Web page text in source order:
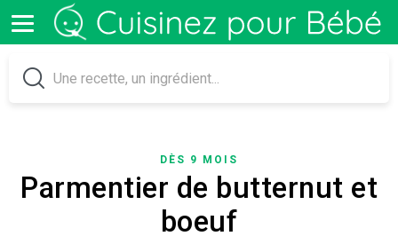
DÈS 9 MOIS
Parmentier de butternut et
boeuf